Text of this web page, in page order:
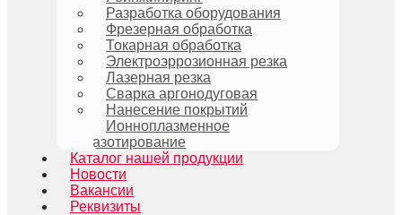
Разработка оборудования
Фрезерная обработка
Токарная обработка
Электроэррозионная резка
Лазерная резка
Сварка аргонодуговая
Нанесение покрытий
Ионноплазменное
азотирование
Каталог нашей продукции
Новости
Вакансии
Реквизиты